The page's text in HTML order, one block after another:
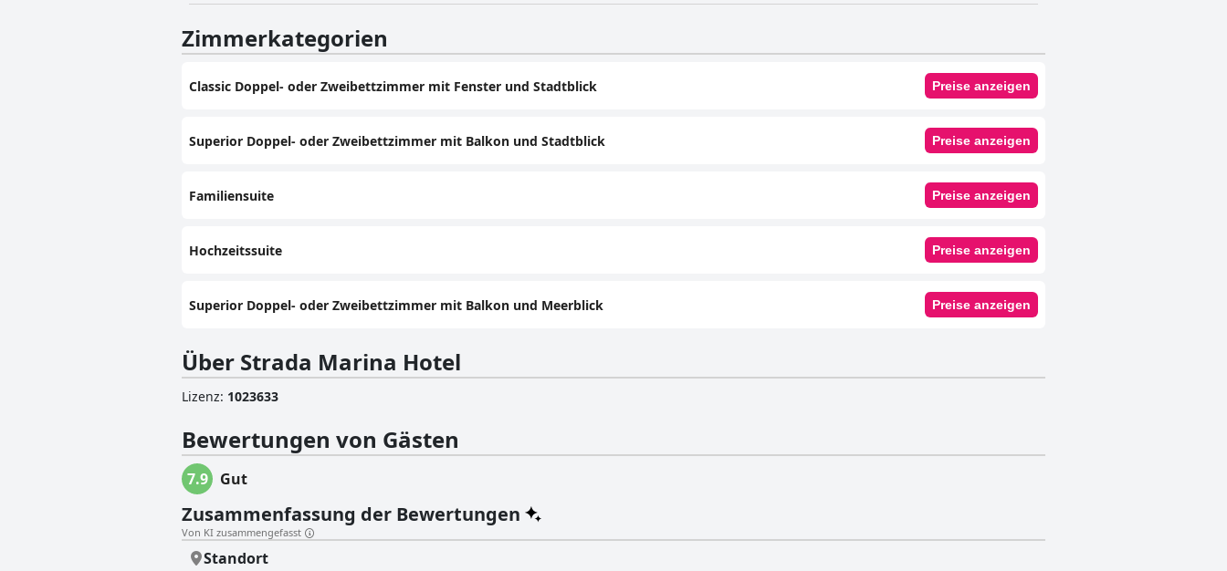
Zimmerkategorien
Classic Doppel- oder Zweibettzimmer mit Fenster und Stadtblick Preise anzeigen
Superior Doppel- oder Zweibettzimmer mit Balkon und Stadtblick Preise anzeigen
Familiensuite Preise anzeigen
Hochzeitssuite Preise anzeigen
Superior Doppel- oder Zweibettzimmer mit Balkon und Meerblick Preise anzeigen
Über Strada Marina Hotel
Lizenz: 1023633
Bewertungen von Gästen
7.9 Gut
Zusammenfassung der Bewertungen
Von KI zusammengefasst
Standort